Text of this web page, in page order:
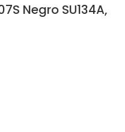
Negro SU134A,